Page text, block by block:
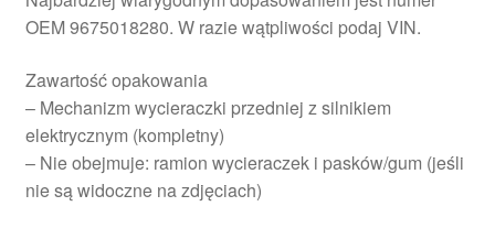
OEM 9675018280. W razie wątpliwości podaj VIN.
Zawartość opakowania
– Mechanizm wycieraczki przedniej z silnikiem
elektrycznym (kompletny)
– Nie obejmuje: ramion wycieraczek i pasków/gum (jeśli
nie są widoczne na zdjęciach)